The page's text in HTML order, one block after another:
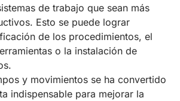
de trabajo que sean más
Esto se puede lograr
de los procedimientos, el
o la instalación de
y movimientos se ha convertido
indispensable para mejorar la